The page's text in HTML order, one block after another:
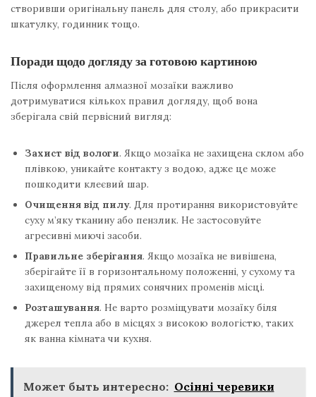
створивши оригінальну панель для столу, або прикрасити
шкатулку, годинник тощо.
Поради щодо догляду за готовою картиною
Після оформлення алмазної мозаїки важливо
дотримуватися кількох правил догляду, щоб вона
зберігала свій первісний вигляд:
Захист від вологи. Якщо мозаїка не захищена склом або
плівкою, уникайте контакту з водою, адже це може
пошкодити клеєвий шар.
Очищення від пилу. Для протирання використовуйте
суху м’яку тканину або пензлик. Не застосовуйте
агресивні миючі засоби.
Правильне зберігання. Якщо мозаїка не вивішена,
зберігайте її в горизонтальному положенні, у сухому та
захищеному від прямих сонячних променів місці.
Розташування. Не варто розміщувати мозаїку біля
джерел тепла або в місцях з високою вологістю, таких
як ванна кімната чи кухня.
Может быть интересно: Осінні черевики